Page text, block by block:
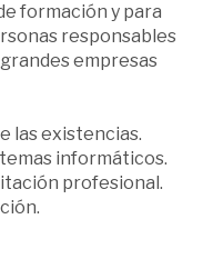
formación y para
responsables
empresas
las existencias.
informáticos.
profesional.